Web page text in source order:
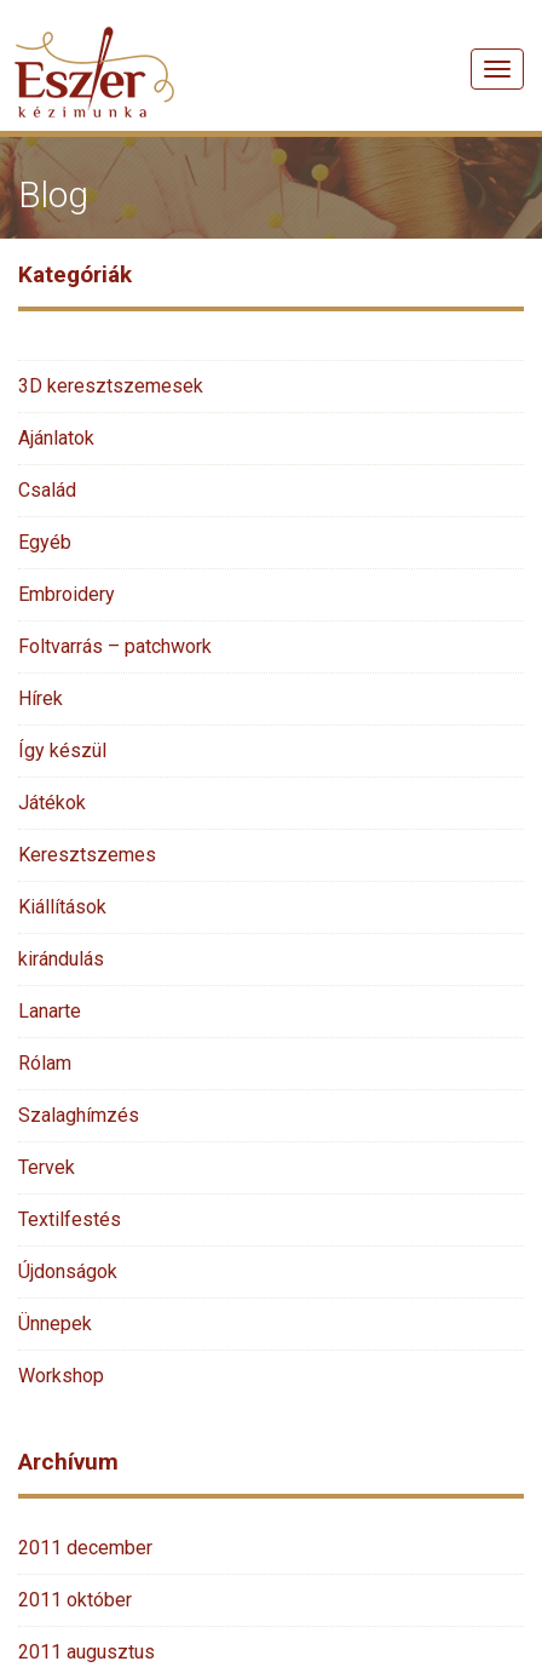
Menü
Blog
Kategóriák
3D keresztszemesek
Ajánlatok
Család
Egyéb
Embroidery
Foltvarrás – patchwork
Hírek
Így készül
Játékok
Keresztszemes
Kiállítások
kirándulás
Lanarte
Rólam
Szalaghímzés
Tervek
Textilfestés
Újdonságok
Ünnepek
Workshop
Archívum
2011 december
2011 október
2011 augusztus